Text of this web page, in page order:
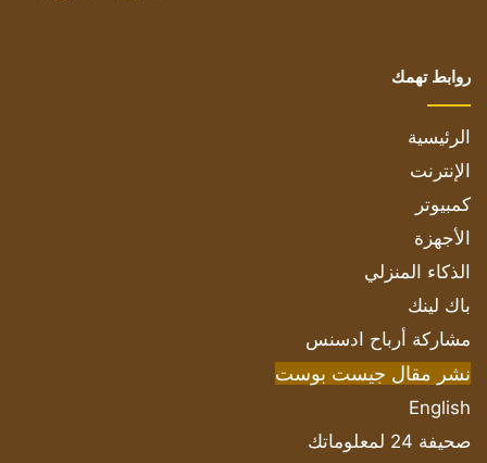
روابط تهمك
الرئيسية
الإنترنت
كمبيوتر
الأجهزة
الذكاء المنزلي
باك لينك
مشاركة أرباح ادسنس
نشر مقال جيست بوست
English
صحيفة 24 لمعلوماتك